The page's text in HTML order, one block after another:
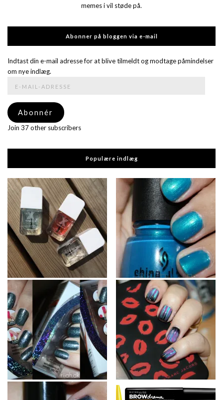
memes i vil støde på.
Abonner på bloggen via e-mail
Indtast din e-mail adresse for at blive tilmeldt og modtage påmindelser
om nye indlæg.
adresse
Abonnér
Join 37 other subscribers
Populære indlæg